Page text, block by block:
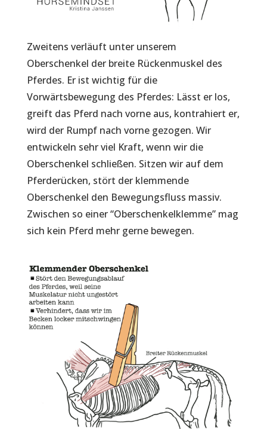
Zweitens verläuft unter unserem
Oberschenkel der breite Rückenmuskel des
Pferdes. Er ist wichtig für die
Vorwärtsbewegung des Pferdes: Lässt er los,
greift das Pferd nach vorne aus, kontrahiert er,
wird der Rumpf nach vorne gezogen. Wir
entwickeln sehr viel Kraft, wenn wir die
Oberschenkel schließen. Sitzen wir auf dem
Pferderücken, stört der klemmende
Oberschenkel den Bewegungsfluss massiv.
Zwischen so einer “Oberschenkelklemme” mag
sich kein Pferd mehr gerne bewegen.